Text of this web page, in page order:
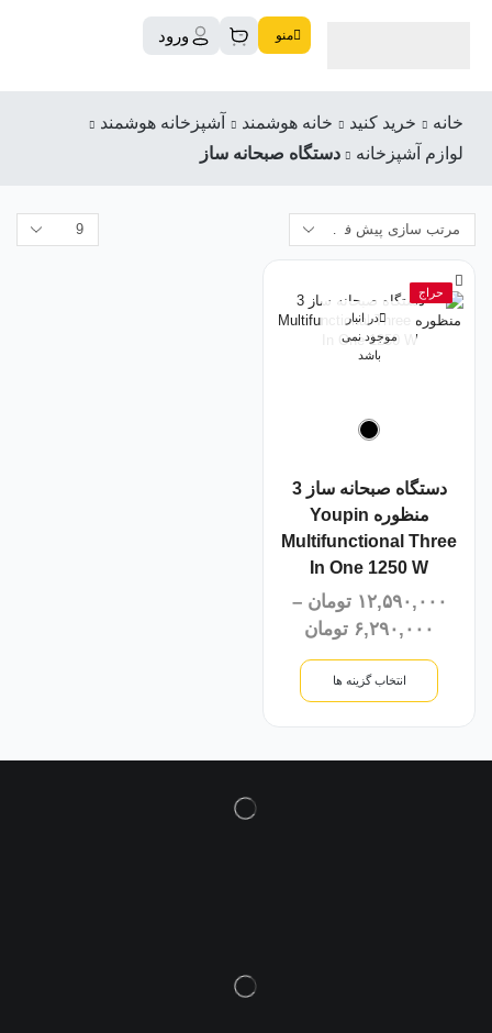
منو ورود
خانه خرید کنید خانه هوشمند
آشپزخانه هوشمند
لوازم آشپزخانه
دستگاه صبحانه ساز
حراج
در انبار
موجود نمی
باشد
دستگاه صبحانه ساز 3
منظوره Youpin
Multifunctional Three
In One 1250 W
۱۲,۵۹۰,۰۰۰ تومان –
۶,۲۹۰,۰۰۰ تومان
انتخاب گزینه ها